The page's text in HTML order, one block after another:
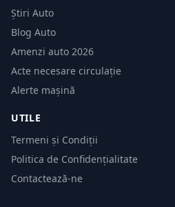
Știri Auto
Blog Auto
Amenzi auto 2026
Acte necesare circulație
Alerte mașină
UTILE
Termeni și Condiții
Politica de Confidențialitate
Contactează-ne